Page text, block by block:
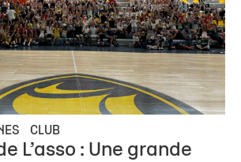
CLUB
L’asso : Une grande